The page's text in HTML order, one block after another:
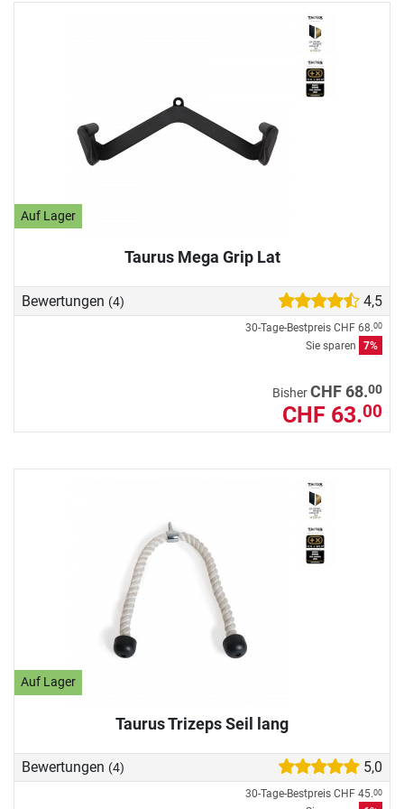
Auf Lager
Taurus Mega Grip Lat
Bewertungen (4) 4,5
30-Tage-Bestpreis CHF 68.00
Sie sparen 7%
BisherCHF 68.00
CHF 63.00
Auf Lager
Taurus Trizeps Seil lang
Bewertungen (4) 5,0
30-Tage-Bestpreis CHF 45.00